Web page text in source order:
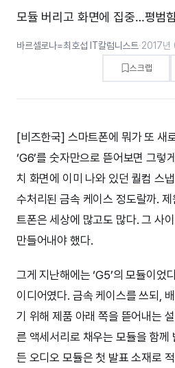
모듈 버리고 화면에 집중…평범
바르셀로나=최호섭 IT칼럼니스트·2017년
스크랩
[비즈한국] 스마트폰에 뭐가 또 새
‘G6’를 숫자만으로 뜯어보면 그렇
치 화면에 이미 나와 있던 퀄컴 스
수처리된 금속 케이스 정도랄까.
트폰은 세상에 많고도 많다. 그 사
만들어내야 했다.
그게 지난해에는 ‘G5’의 모듈이었
이디어였다. 금속 케이스를 쓰되,
기 위해 제품 아래 쪽을 뜯어내는
른 액세서리로 채우는 모듈을 함께
든 오디오 모듈은 첫 발표 소재로